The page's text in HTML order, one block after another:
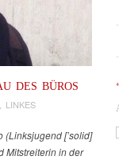
DES BÜROS
LINKES
(Linksjugend [’solid]
Mitstreiterin in der